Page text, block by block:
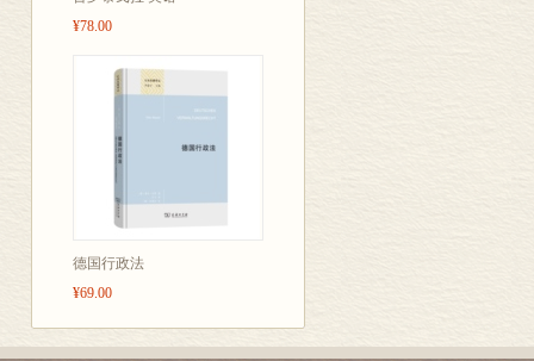
¥78.00
德国行政法
¥69.00